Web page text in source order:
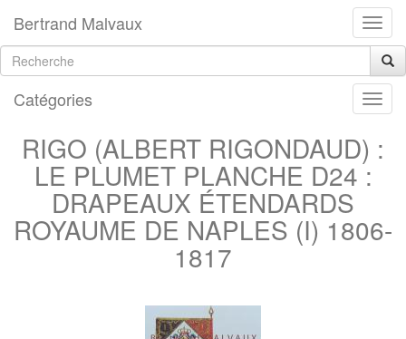
Bertrand Malvaux
Catégories
RIGO (ALBERT RIGONDAUD) :
LE PLUMET PLANCHE D24 :
DRAPEAUX ÉTENDARDS
ROYAUME DE NAPLES (I) 1806-
1817